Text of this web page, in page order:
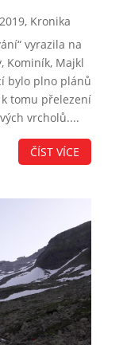
, Kronika
vyrazila na
Kominík, Majkl
bylo plno plánů
tomu přelezení
vrcholů....
ČÍST VÍCE